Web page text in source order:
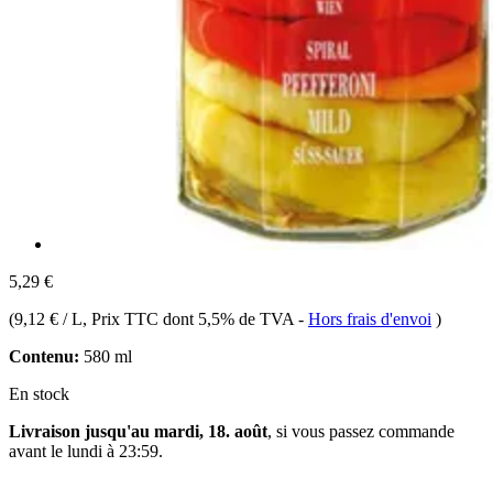
5,29 €
(9,12 € / L, Prix TTC dont 5,5% de TVA - Hors frais d'envoi )
Contenu: 580 ml
En stock
Livraison jusqu'au mardi, 18. août, si vous passez commande
avant le lundi à 23:59.